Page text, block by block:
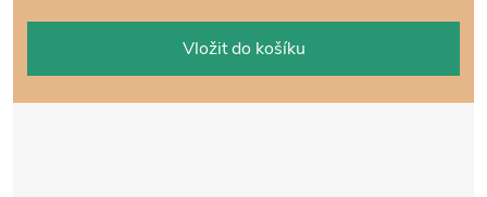
Vložit do košíku